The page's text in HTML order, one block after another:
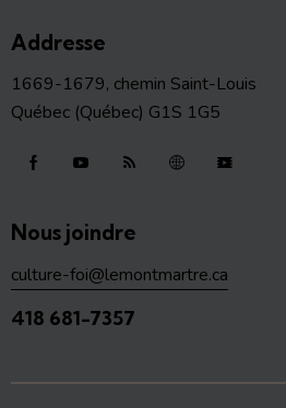
Addresse
1669-1679, chemin Saint-Louis
Québec (Québec) G1S 1G5
Nous joindre
culture-foi@lemontmartre.ca
418 681-7357